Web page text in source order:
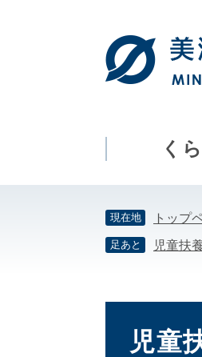
本
く
現在地 トップ
足あと 児童扶
児童